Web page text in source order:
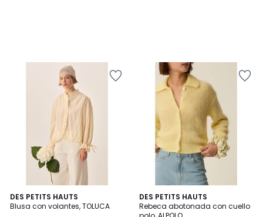
DES PETITS HAUTS
Blusa con volantes, TOLUCA
DES PETITS HAUTS
Rebeca abotonada con cuello